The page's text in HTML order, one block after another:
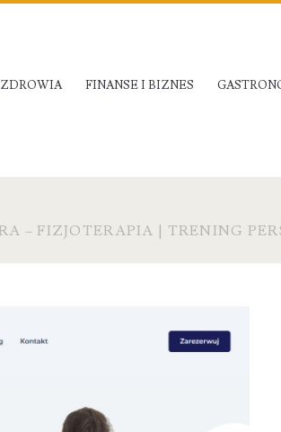
FINANSE I BIZNES
– FIZJOTERAPIA | TRENING